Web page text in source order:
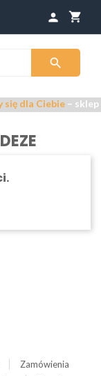
shopping_cart
person

się dla Ciebie– sklep
Zamówienia